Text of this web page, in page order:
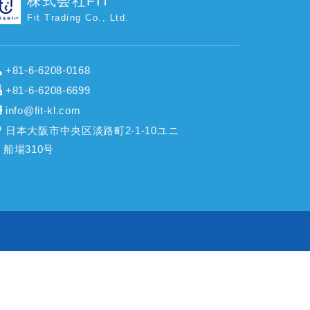
Fit Trading Co., Ltd.
+81-6-6208-0168
+81-6-6208-6699
info@fit-kl.com
日本大阪市中央区淡路町2-1-10ユニ
場310号